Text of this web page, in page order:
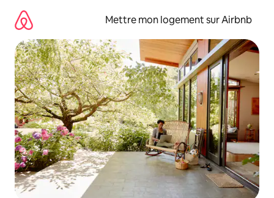
directement
contenu
Mettre mon logement sur Airbnb